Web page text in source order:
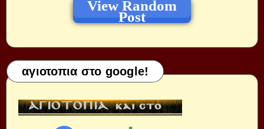
View Random
Post
αγιοτοπια στο google!